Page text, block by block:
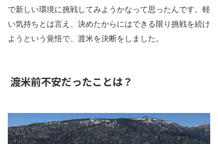
で新しい環境に挑戦してみようかなって思ったんです。軽
い気持ちとは言え、決めたからにはできる限り挑戦を続け
ようという覚悟で、渡米を決断をしました。
渡米前不安だったことは？